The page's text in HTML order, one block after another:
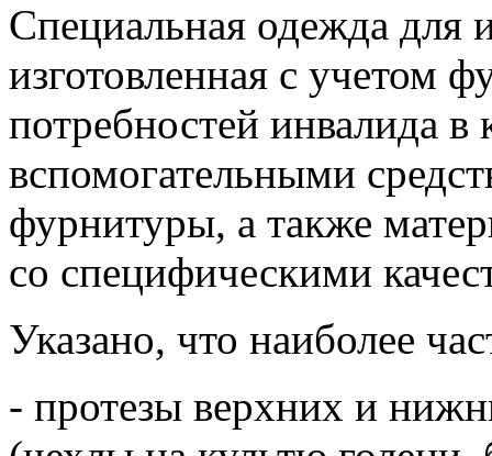
Специальная одежда для
изготовленная с учетом
потребностей инвалида
вспомогательными
фурнитуры, а также
со специфическими
Указано, что наиболее
- протезы верхних и